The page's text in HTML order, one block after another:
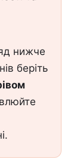
нижче
беріть